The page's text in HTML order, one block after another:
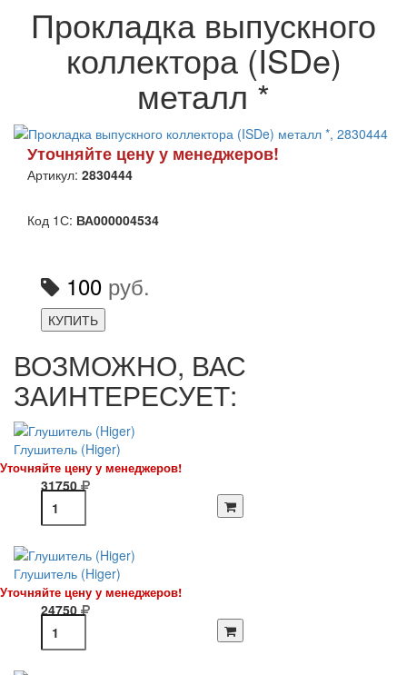
Прокладка выпускного
коллектора (ISDe)
металл *
Уточняйте цену у менеджеров!
Артикул: 2830444
Код 1С: ВА000004534
100 руб.
КУПИТЬ
ВОЗМОЖНО, ВАС
ЗАИНТЕРЕСУЕТ:
Глушитель (Higer)
Уточняйте цену у менеджеров!
31750
Глушитель (Higer)
Уточняйте цену у менеджеров!
24750